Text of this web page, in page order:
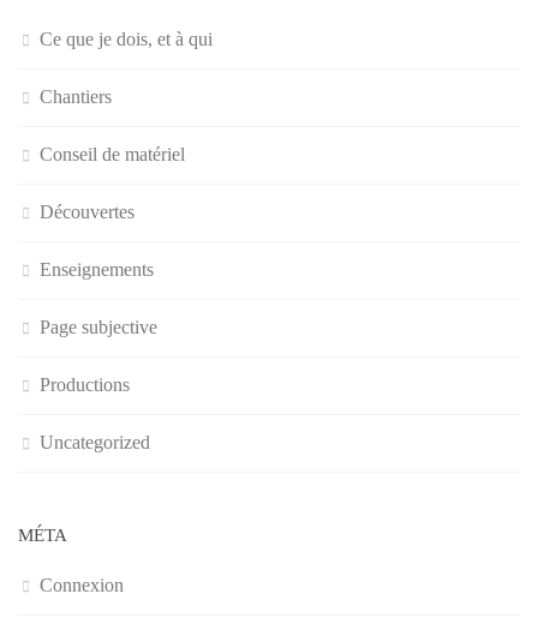
Ce que je dois, et à qui
Chantiers
Conseil de matériel
Découvertes
Enseignements
Page subjective
Productions
Uncategorized
MÉTA
Connexion